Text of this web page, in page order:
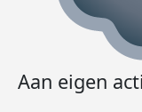
Aan eigen